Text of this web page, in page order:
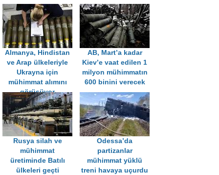
Almanya, Hindistan
ve Arap ülkeleriyle
Ukrayna için
mühimmat alımını
görüşüyor
AB, Mart’a kadar
Kiev’e vaat edilen 1
milyon mühimmatın
600 binini verecek
Rusya silah ve
mühimmat
üretiminde Batılı
ülkeleri geçti
Odessa’da
partizanlar
mühimmat yüklü
treni havaya uçurdu